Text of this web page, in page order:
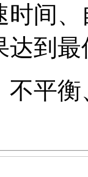
间
达到最
不平